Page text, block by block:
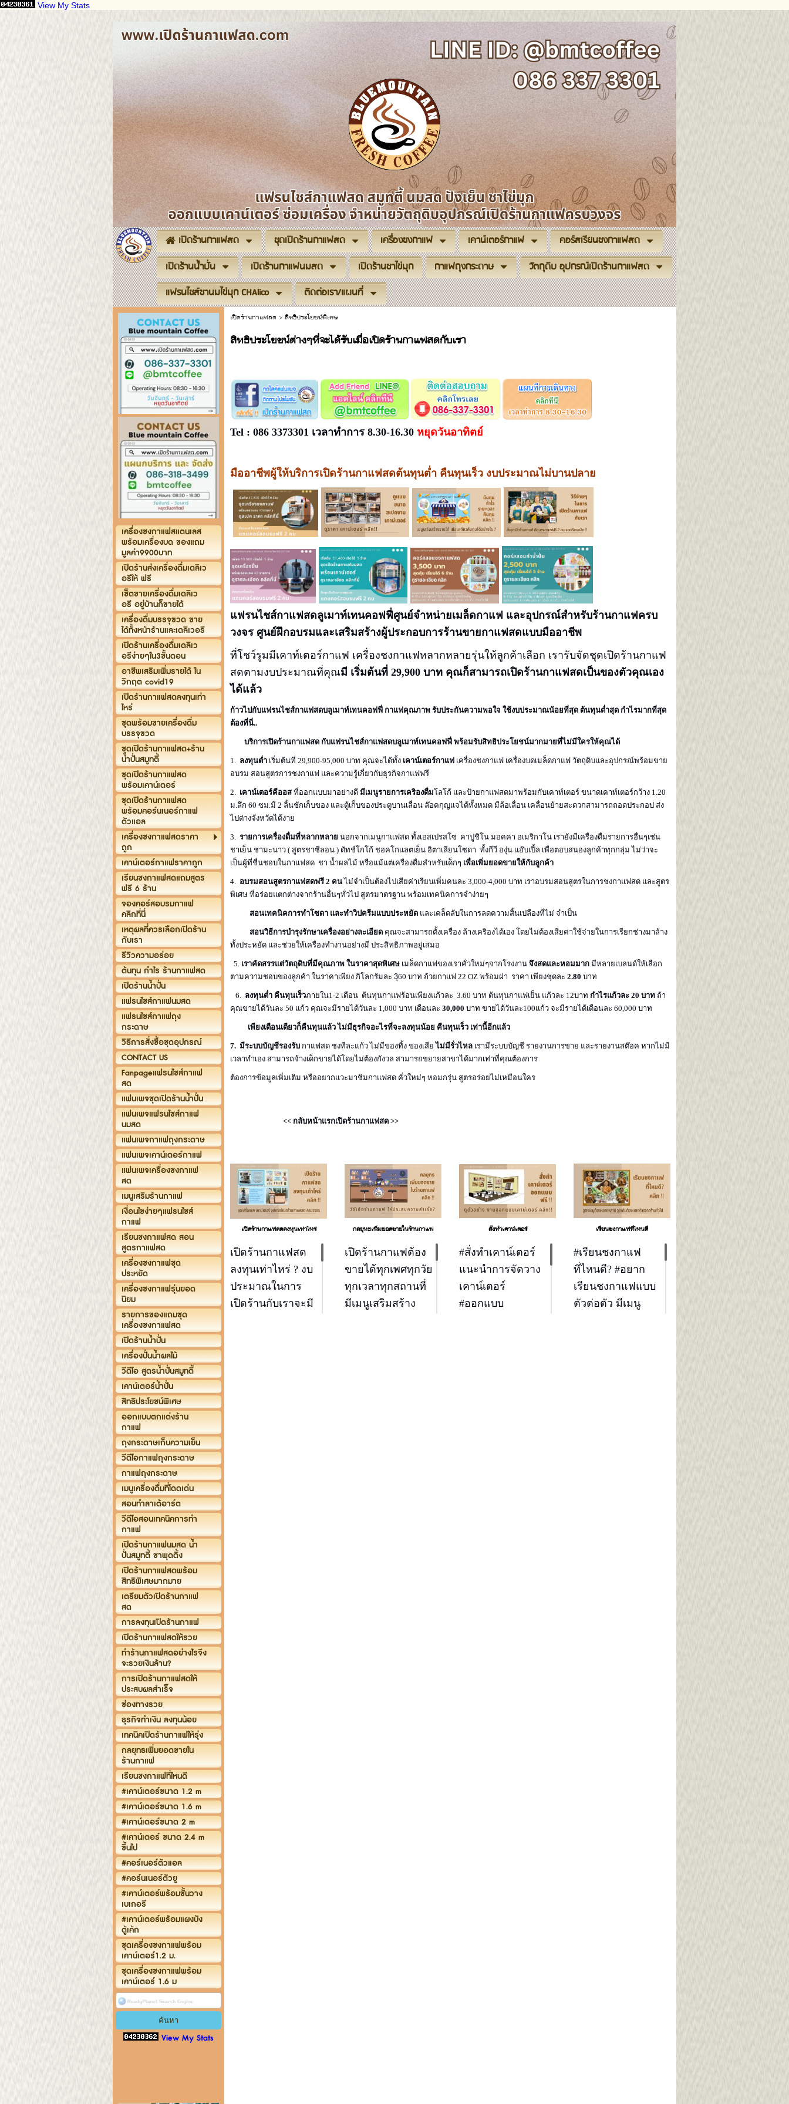
View My Stats
เปิดร้านกาแฟสด ชุดเปิดร้านกาแฟสด เครื่องชงกาแฟ เคาน์เตอร์กาแฟ
คอร์สเรียนชงกาแฟสด
เปิดร้านน้ำปั่น
เปิดร้านกาแฟนมสด เปิดร้านชาไข่มุก กาแฟถุงกระดาษ
วัตถุดิบ อุปกรณ์เปิดร้านกาแฟสด
แฟรนไชส์ชานมไข่มุก CHAlico
ติดต่อเรา/แผนที่
เครื่องชงกาแฟสแตนเลส
พร้อมเครื่องบด ของแถม
มูลค่า9900บาท
เปิดร้านส่งเครื่องดื่มเดลิเว
อรีให้ ฟรี
เซ็ตขายเครื่องดื่มเดลิเว
อรี อยู่บ้านก็ขายได้
เครื่องดื่มบรรจุขวด ขาย
ได้ทั้งหน้าร้านและเดลิเวอรี
เปิดร้านเครื่องดื่มเดลิเว
อรีง่ายๆใน3ขั้นตอน
อาชีพเสริมเพิ่มรายได้ ใน
วิกฤต covid19
เปิดร้านกาแฟสดลงทุนเท่า
ไหร่
ชุดพร้อมขายเครื่องดื่ม
บรรจุขวด
ชุดเปิดร้านกาแฟสด+ร้าน
น้ำปั่นสมูทตี้
ชุดเปิดร้านกาแฟสด
พร้อมเคาน์เตอร์
ชุดเปิดร้านกาแฟสด
พร้อมคอร์นเนอร์กาแฟ
ตัวแอล
เครื่องชงกาแฟสดราคา
ถูก
เคาน์เตอร์กาแฟราคาถูก
เรียนชงกาแฟสดแถมสูตร
ฟรี 6 ร้าน
จองคอร์สอบรมกาแฟ
คลิกที่นี่
เหตุผลที่ควรเลือกเปิดร้าน
กับเรา
รีวิวความอร่อย
ต้นทุน กำไร ร้านกาแฟสด
เปิดร้านน้ำปั่น
แฟรนไชส์กาแฟนมสด
แฟรนไชส์กาแฟถุง
กระดาษ
วิธีการสั่งซื้อชุดอุปกรณ์
CONTACT US
Fanpageแฟรนไชส์กาแฟ
สด
แฟนเพจชุดเปิดร้านน้ำปั่น
แฟนเพจแฟรนไชส์กาแฟ
นมสด
แฟนเพจกาแฟถุงกระดาษ
แฟนเพจเคาน์เตอร์กาแฟ
แฟนเพจเครื่องชงกาแฟ
สด
เมนูเสริมร้านกาแฟ
เงื่อนไขง่ายๆแฟรนไชส์
กาแฟ
เรียนชงกาแฟสด สอน
สูตรกาแฟสด
เครื่องชงกาแฟชุด
ประหยัด
เครื่องชงกาแฟรุ่นยอด
นิยม
รายการของแถมชุด
เครื่องชงกาแฟสด
เปิดร้านน้ำปั่น
เครื่องปั่นน้ำผลไม้
วีดีโอ สูตรน้ำปั่นสมูทตี้
เคาน์เตอร์น้ำปั่น
สิทธิประโยชน์พิเศษ
ออกแบบตกแต่งร้าน
กาแฟ
ถุงกระดาษเก็บความเย็น
วีดีโอกาแฟถุงกระดาษ
กาแฟถุงกระดาษ
เมนูเครื่องดื่มที่โดดเด่น
สอนทำลาเต้อาร์ต
วีดีโอสอนเทคนิคการทำ
กาแฟ
เปิดร้านกาแฟนมสด น้ำ
ปั่นสมูทตี้ ชาพุดดิ้ง
เปิดร้านกาแฟสดพร้อม
สิทธิพิเศษมากมาย
เตรียมตัวเปิดร้านกาแฟ
สด
การลงทุนเปิดร้านกาแฟ
เปิดร้านกาแฟสดให้รวย
ทำร้านกาแฟสดอย่างไรจึง
จะรวยเงินล้าน?
การเปิดร้านกาแฟสดให้
ประสบผลสำเร็จ
ช่องทางรวย
ธุรกิจทำเงิน ลงทุนน้อย
เทคนิคเปิดร้านกาแฟให้รุ่ง
กลยุทธเพิ่มยอดขายใน
ร้านกาแฟ
เรียนชงกาแฟที่ไหนดี
#เคาน์เตอร์ขนาด 1.2 m
#เคาน์เตอร์ขนาด 1.6 m
#เคาน์เตอร์ขนาด 2 m
#เคาน์เตอร์ ขนาด 2.4 m
ขึ้นไป
#คอร์เนอร์ตัวแอล
#คอร์นเนอร์ตัวยู
#เคาน์เตอร์พร้อมชั้นวาง
เบเกอรี
#เคาน์เตอร์พร้อมแผงบัง
ตู้เค้ก
ชุดเครื่องชงกาแฟพร้อม
เคาน์เตอร์1.2 ม.
ชุดเครื่องชงกาแฟพร้อม
เคาน์เตอร์ 1.6 ม
View My Stats
เปิดร้านกาแฟสด > สิทธิประโยชน์พิเศษ
สิทธิประโยชน์ต่างๆที่จะได้รับเมื่อเปิดร้านกาแฟสดกับเรา
Tel : 086 3373301 เวลาทำการ 8.30-16.30 หยุดวันอาทิตย์
มืออาชีพผู้ให้บริการเปิดร้านกาแฟสดต้นทุนต่ำ คืนทุนเร็ว งบประมาณไม่บานปลาย
แฟรนไชส์กาแฟสดลูเมาท์เทนคอฟฟี่ศูนย์จำหน่ายเมล็ดกาแฟ และอุปกรณ์สำหรับร้านกาแฟครบ
วงจร ศูนย์ฝึกอบรมและเสริมสร้างผู้ประกอบการร้านขายกาแฟสดแบบมืออาชีพ
ที่โชว์รูมมีเคาท์เตอร์กาแฟ เครื่องชงกาแฟหลากหลายรุ่นให้ลูกค้าเลือก เรารับจัดชุดเปิดร้านกาแฟ
สดตามงบประมาณที่คุณมี เริ่มต้นที่ 29,900 บาท คุณก็สามารถเปิดร้านกาแฟสดเป็นของตัวคุณเอง
ได้แล้ว
ก้าวไปกับแฟรนไชส์กาแฟสดบลูเมาท์เทนคอฟฟี่ กาแฟคุณภาพ รับประกันความพอใจ ใช้งบประมาณน้อยที่สุด ต้นทุนต่ำสุด กำไรมากที่สุด
ต้องที่นี่..
บริการเปิดร้านกาแฟสด กับแฟรนไชส์กาแฟสดบลูเมาท์เทนคอฟฟี่ พร้อมรับสิทธิประโยชน์มากมายที่ไม่มีใครให้คุณได้
1. ลงทุนต่ำ เริ่มต้นที่ 29,900-95,000 บาท คุณจะได้ทั้ง เคาน์เตอร์กาแฟ เครื่องชงกาแฟ เครื่องบดเมล็ดกาแฟ วัตถุดิบและอุปกรณ์พร้อมขาย
อบรม สอนสูตรการชงกาแฟ และความรู้เกี่ยวกับธุรกิจกาแฟฟรี
2. เคาน์เตอร์คีออสที่ออกแบบมาอย่างดีมีเมนูรายการเคริองดื่มโลโก้ และป้ายกาแฟสดมาพร้อมกับเคาท์เตอร์ ขนาดเคาท์เตอร์กว้าง 1.20
ม.ลึก 60 ซม.มี 2 ลิ้นชักเก็บของ และตู้เก็บของประตูบานเลื่อน ล๊อคกุญแจได้ทั้งหมด มีล้อเลื่อน เคลื่อนย้ายสะดวกสามารถถอดประกอป ส่ง
ไปต่างจังหวัดได้ง่าย
3.รายการเครื่องดื่มที่หลากหลาย นอกจากเมนูกาแฟสด ทั้งเอสเปรสโซ คาปูชิโน มอคคา อเมริกาโน เรายังมีเครื่องดื่มรายการอื่นๆเช่น
ชาเย็น ชามะนาว ( สูตรชาซีลอน ) ดัทช์โกโก้ ชอคโกแลตเย็น อิตาเลียนโซดา ทั้งกีวี องุ่น แอ๊บเปิ้ล เพื่อตอบสนองลูกค้าทุกกลุ่ม ไม่ว่าจะ
เป็นผู้ที่ชื่นชอบในกาแฟสด ชา น้ำผลไม้ หรือแม้แต่เครื่องดื่มสำหรับเด็กๆ เพื่อเพิ่มยอดขายให้กับลูกค้า
4. อบรมสอนสูตรกาแฟสดฟรี 2 คนไม่จำเป็นต้องไปเสียค่าเรียนเพิ่มคนละ 3,000-4,000 บาท เราอบรมสอนสูตรในการชงกาแฟสด และสูตร
พิเศษ ที่อร่อยแตกต่างจากร้านอื่นๆทั่วไป สูตรมาตรฐาน พร้อมเทคนิคการจำง่ายๆ
สอนเทคนิคการทำโซดา และทำวิปครีมแบบประหยัด และเคล็ดลับในการลดความสิ้นเปลืองที่ไม่ จำเป็น
สอนวิธีการบำรุงรักษาเครื่องอย่างละเอียด คุณจะสามารถตั้งเครื่อง ล้างเคริองได้เอง โดยไม่ต้องเสียค่าใช้จ่ายในการเรียกช่างมาล้าง
ทั้งประหยัด และช่วยให้เครื่องทำงานอย่างมี ประสิทธิภาพอยู่เสมอ
5. เราคัดสรรแต่วัตถุดิบที่มีคุณภาพ ในราคาสุดพิเศษ เมล็ดกาแฟของเราคั่วใหม่ๆจากโรงงานจึงสดและหอมมาก มีหลายเบลนด์ให้เลือก
ตามความชอบของลูกค้า ในราคาเพียง กิโลกรัมละ 3ุ60 บาท ถ้วยกาแฟ 22 OZ พร้อมฝา ราคา เพียงชุดละ2.80 บาท
6. ลงทุนต่ำ คืนทุนเร็วภายใน1-2 เดือน ต้นทุนกาแฟร้อนเพียงแก้วละ 3.60 บาท ต้นทุนกาแฟเย็น แก้วละ 12บาทกำไรแก้วละ 20 บาท ถ้า
คุณขายได้วันละ 50 แก้ว คุณจะมีรายได้วันละ 1,000 บาท เดือนละ30,000 บาท ขายได้วันละ100แก้ว จะมีรายได้เดือนละ 60,000 บาท
เพียงเดือนเดียวก็คืนทุนแล้ว ไม่มีธุรกิจอะไรที่จะลงทุนน้อย คืนทุนเร็ว เท่านี้อีกแล้ว
7.มีระบบบัญชีรองรับ กาแฟสด ชงทีละแก้ว ไม่มีของทิ้ง ของเสียไม่มีรั่วไหล เรามีระบบบัญชี รายงานการขาย และรายงานสต๊อค หากไม่มี
เวลาทำเอง สามารถจ้างเด็กขายได้โดยไม่ต้องกังวล สามารถขยายสาขาได้มากเท่าที่คุณต้องการ
ต้องการข้อมูลเพิ่มเติม หรืออยากแวะมาชิมกาแฟสด คั่วใหม่ๆ หอมกรุ่น สูตรอร่อยไม่เหมือนใคร
<< กลับหน้าแรกเปิดร้านกาแฟสด >>
เปิดร้านกาแฟสดลงทุนเท่าไหร่
เปิดร้านกาแฟสด
ลงทุนเท่าไหร่ ? งบ
ประมาณในการ
เปิดร้านกับเราจะมี
กลยุทธเพิ่มยอดขายในร้านกาแฟ
เปิดร้านกาแฟต้อง
ขายได้ทุกเพศทุกวัย
ทุกเวลาทุกสถานที่
มีเมนูเสริมสร้าง
สั่งทำเคาน์เตอร์
#สั่งทำเคาน์เตอร์
แนะนำการจัดวาง
เคาน์เตอร์
#ออกแบบ
เรียนชงกาแฟที่ไหนดี
#เรียนชงกาแฟ
ที่ไหนดี? #อยาก
เรียนชงกาแฟแบบ
ตัวต่อตัว มีเมนู